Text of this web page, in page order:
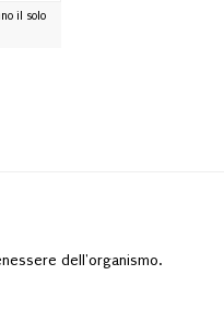
il solo
dell'organismo.